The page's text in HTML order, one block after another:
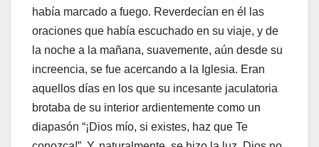
había marcado a fuego. Reverdecían en él las
oraciones que había escuchado en su viaje, y de
la noche a la mañana, suavemente, aún desde su
increencia, se fue acercando a la Iglesia. Eran
aquellos días en los que su incesante jaculatoria
brotaba de su interior ardientemente como un
diapasón “¡Dios mío, si existes, haz que Te